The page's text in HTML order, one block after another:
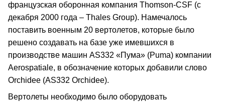
французская оборонная компания Thomson-CSF (с
декабря 2000 года – Thales Group). Намечалось
поставить военным 20 вертолетов, которые было
решено создавать на базе уже имевшихся в
производстве машин AS332 «Пума» (Puma) компании
Aerospatiale, в обозначение которых добавили слово
Orchidee (AS332 Orchidee).
Вертолеты необходимо было оборудовать